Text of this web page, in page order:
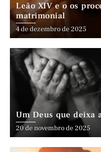
Leão XIV e o os
matrimonial
4 de dezembro de 2025
Um Deus que deixa
20 de novembro de 2025